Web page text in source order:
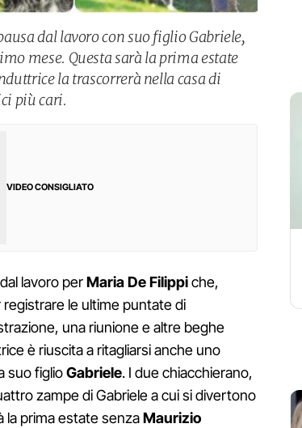
dal lavoro con suo figlio Gabriele,
mese. Questa sarà la prima estate
la trascorrerà nella casa di
più cari.
VIDEO CONSIGLIATO
lavoro perMaria De Filippiche,
le ultime puntate di
una riunione e altre beghe
è riuscita a ritagliarsi anche uno
suo figlioGabriele. I due chiacchierano,
zampe di Gabriele a cui si divertono
la prima estate senzaMaurizio